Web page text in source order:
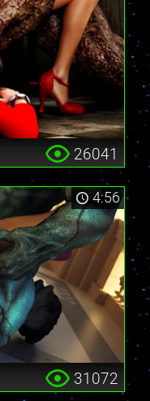
26041
4:56
31072